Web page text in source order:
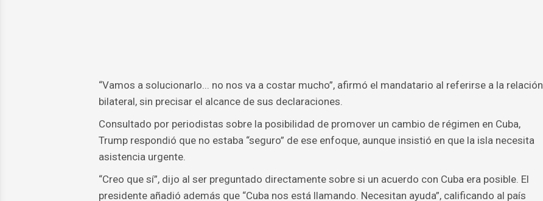
“Vamos a solucionarlo... no nos va a costar mucho”, afirmó el mandatario al referirse a la relación
bilateral, sin precisar el alcance de sus declaraciones.
Consultado por periodistas sobre la posibilidad de promover un cambio de régimen en Cuba,
Trump respondió que no estaba “seguro” de ese enfoque, aunque insistió en que la isla necesita
asistencia urgente.
“Creo que sí”, dijo al ser preguntado directamente sobre si un acuerdo con Cuba era posible. El
presidente añadió además que “Cuba nos está llamando. Necesitan ayuda”, calificando al país